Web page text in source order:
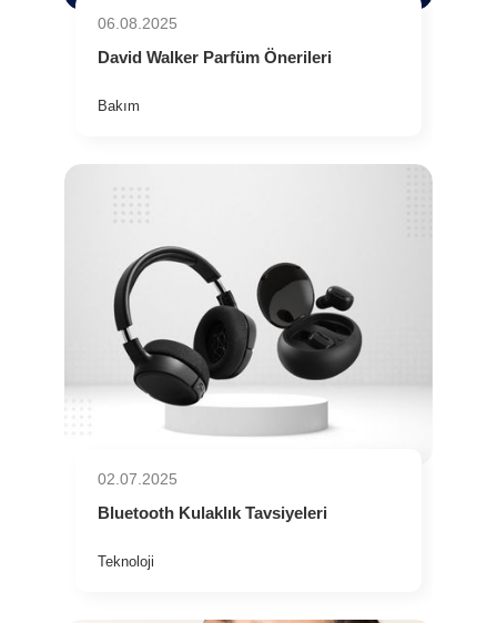
06.08.2025
David Walker Parfüm Önerileri
Bakım
02.07.2025
Bluetooth Kulaklık Tavsiyeleri
Teknoloji